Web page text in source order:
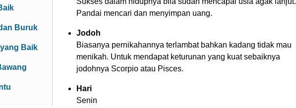
Buruk
Baik
Pandai mencari dan menyimpan uang.
Jodoh
Biasanya pernikahannya terlambat bahkan kadang tidak mau
menikah. Untuk mendapat keturunan yang kuat sebaiknya
jodohnya Scorpio atau Pisces.
Hari
Senin